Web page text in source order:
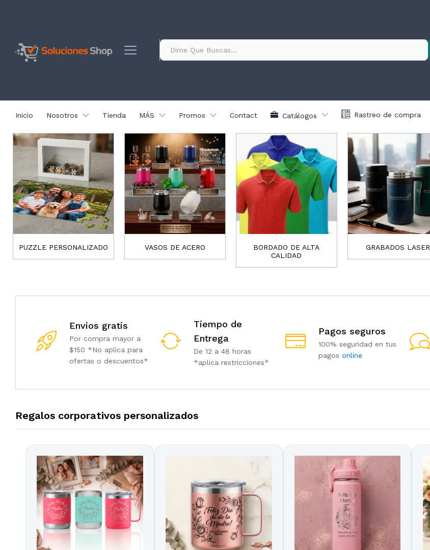
Todo
Inicio Nosotros Tienda MÁS Promos Contact Catálogos Rastreo de compra
PUZZLE PERSONALIZADO VASOS DE ACERO
BORDADO DE ALTA
CALIDAD
GRABADOS LASER
Envios gratis
Por compra mayor a
$150 *No aplica para
ofertas o descuentos*
Tiempo de
Entrega
De 12 a 48 horas
*aplica restricciones*
Pagos seguros
100% seguridad en tus
pagos online
Regalos corporativos personalizados